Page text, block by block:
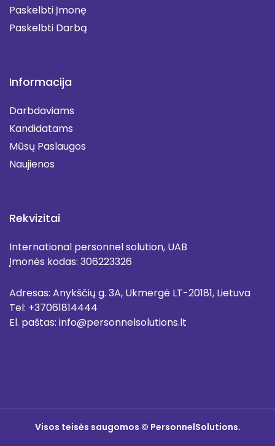
Paskelbti Įmonę
Paskelbti Darbą
Informacija
Darbdaviams
Kandidatams
Mūsų Paslaugos
Naujienos
Rekvizitai
International personnel solution, UAB
Įmonės kodas: 306223326
Adresas: Anykščių g. 3A, Ukmergė LT-20181, Lietuva
Tel: +37061814444
El. paštas: info@personnelsolutions.lt
Visos teisės saugomos © PersonnelSolutions.